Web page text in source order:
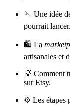
🪡 Une idée
pourrait lancer.
🛍️ La
artisanales et
💡 Comment
sur Etsy.
⚙️ Les étapes